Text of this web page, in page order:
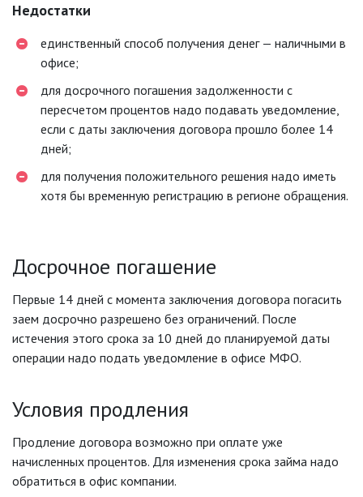
Недостатки
единственный способ получения денег — наличными в
офисе;
для досрочного погашения задолженности с
пересчетом процентов надо подавать уведомление,
если с даты заключения договора прошло более 14
дней;
для получения положительного решения надо иметь
хотя бы временную регистрацию в регионе обращения.
Досрочное погашение
Первые 14 дней с момента заключения договора погасить
заем досрочно разрешено без ограничений. После
истечения этого срока за 10 дней до планируемой даты
операции надо подать уведомление в офисе МФО.
Условия продления
Продление договора возможно при оплате уже
начисленных процентов. Для изменения срока займа надо
обратиться в офис компании.